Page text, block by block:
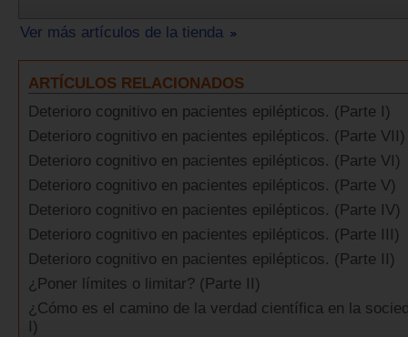
Ver más artículos de la tienda
ARTÍCULOS RELACIONADOS
Deterioro cognitivo en pacientes epilépticos. (Parte I)
Deterioro cognitivo en pacientes epilépticos. (Parte VII)
Deterioro cognitivo en pacientes epilépticos. (Parte VI)
Deterioro cognitivo en pacientes epilépticos. (Parte V)
Deterioro cognitivo en pacientes epilépticos. (Parte IV)
Deterioro cognitivo en pacientes epilépticos. (Parte III)
Deterioro cognitivo en pacientes epilépticos. (Parte II)
¿Poner límites o limitar? (Parte II)
¿Cómo es el camino de la verdad científica en la
I)